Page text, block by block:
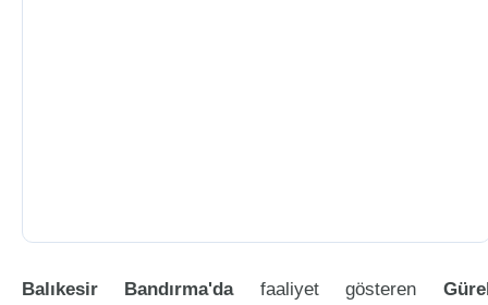
Balıkesir Bandırma'dafaaliyet gösteren